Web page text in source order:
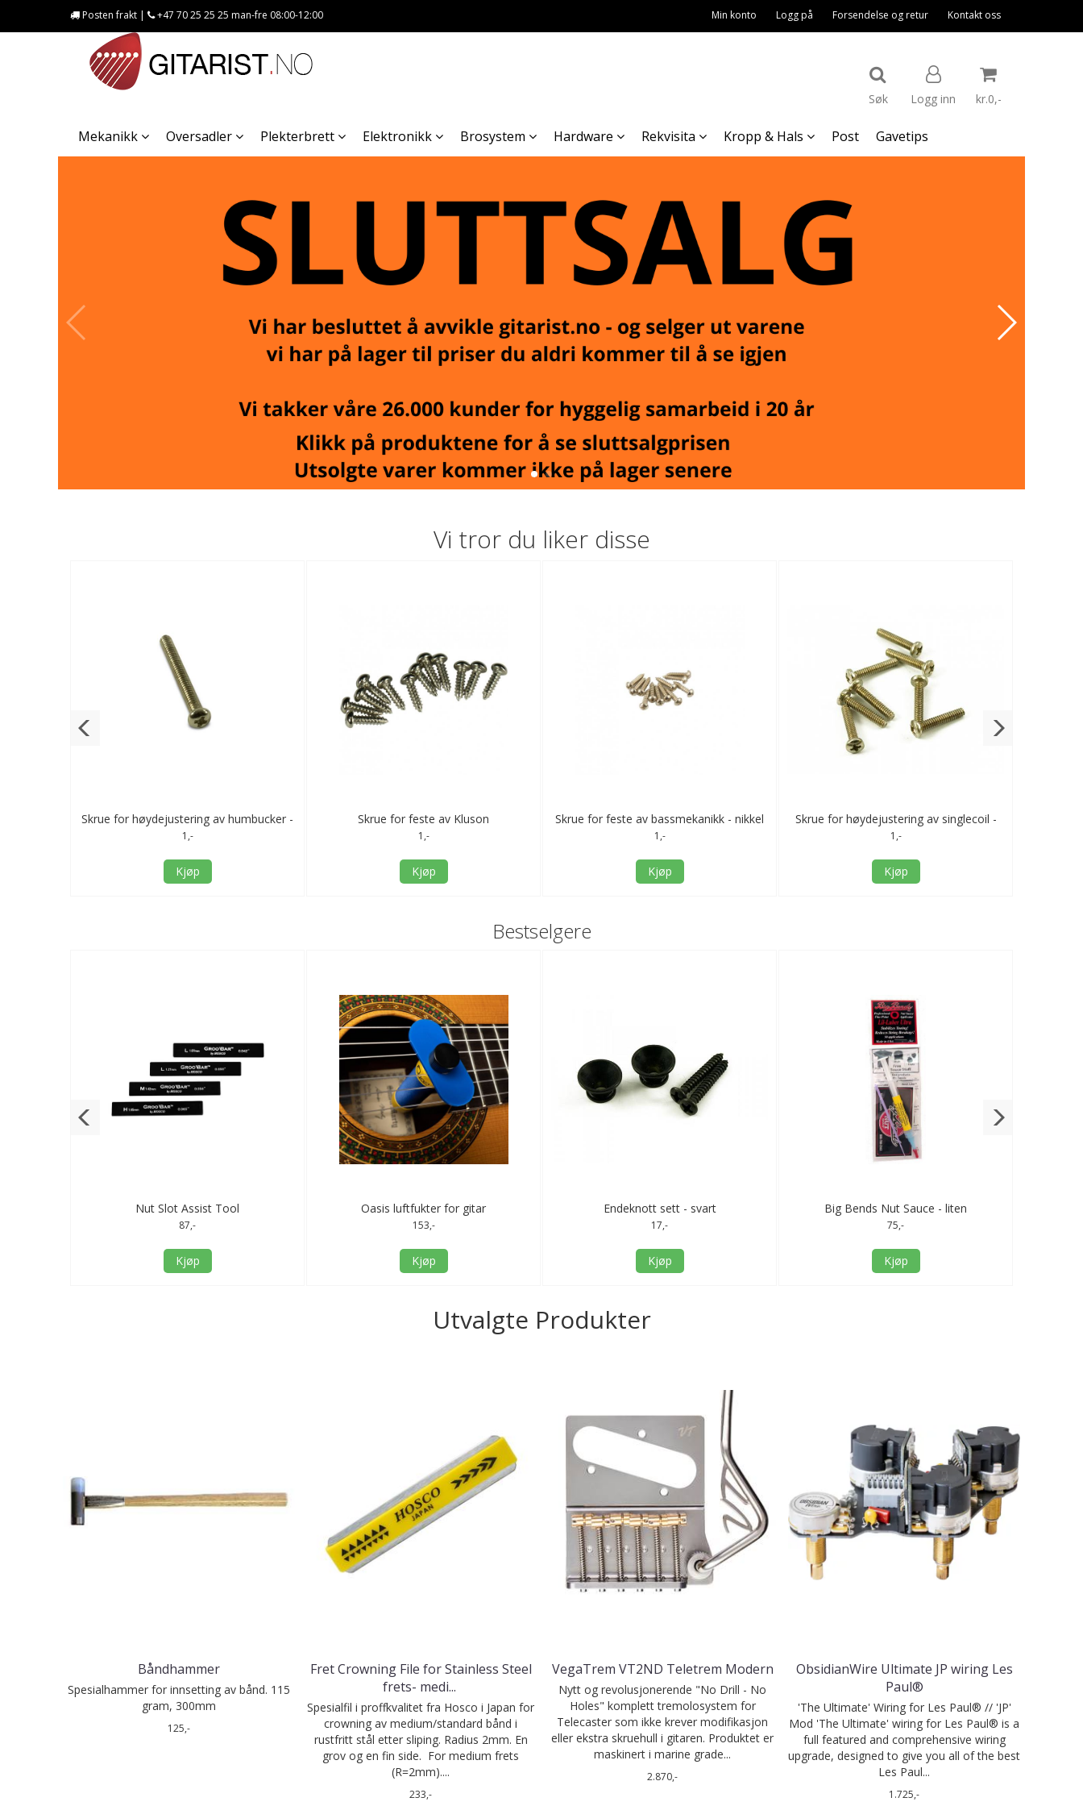
Posten frakt | +47 70 25 25 25 man-fre 08:00-12:00 Min konto Logg på Forsendelse og retur Kontakt oss
Søk Logg inn kr.0,-
Mekanikk Oversadler Plekterbrett Elektronikk Brosystem Hardware Rekvisita Kropp & Hals Post Gavetips
Vi tror du liker disse
Skrue for høydejustering av humbucker -
kort - nikkel
1,-
Kjøp
Skrue for feste av Kluson
Supreme/Deluxe - nikkel
1,-
Kjøp
Skrue for feste av bassmekanikk - nikkel
1,-
Kjøp
Skrue for høydejustering av singlecoil -
nikkel
1,-
Kjøp
Bestselgere
Nut Slot Assist Tool
87,-
Kjøp
Oasis luftfukter for gitar
153,-
Kjøp
Endeknott sett - svart
17,-
Kjøp
Big Bends Nut Sauce - liten
75,-
Kjøp
Utvalgte Produkter
Båndhammer
Spesialhammer for innsetting av bånd. 115
gram, 300mm
125,-
Fret Crowning File for Stainless Steel
frets- medi...
Spesialfil i proffkvalitet fra Hosco i Japan for
crowning av medium/standard bånd i
rustfritt stål etter sliping. Radius 2mm. En
grov og en fin side. For medium frets
(R=2mm)....
233,-
VegaTrem VT2ND Teletrem Modern
Nytt og revolusjonerende "No Drill - No
Holes" komplett tremolosystem for
Telecaster som ikke krever modifikasjon
eller ekstra skruehull i gitaren. Produktet er
maskinert i marine grade...
2.870,-
ObsidianWire Ultimate JP wiring Les
Paul®
'The Ultimate' Wiring for Les Paul® // 'JP'
Mod 'The Ultimate' wiring for Les Paul® is a
full featured and comprehensive wiring
upgrade, designed to give you all of the best
Les Paul...
1.725,-